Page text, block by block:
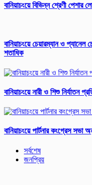
বানিয়াচংয়ে বিভিন্ন শ্রেণী
বানিয়াচংয়ে চেয়ারম্যান ও প্যানেল
শতাধিক
বানিয়াচংয়ে নারী ও শিশু
বানিয়াচংয়ে পার্টনার কংগ্রেস সভা
সর্বশেষ
জনপ্রিয়